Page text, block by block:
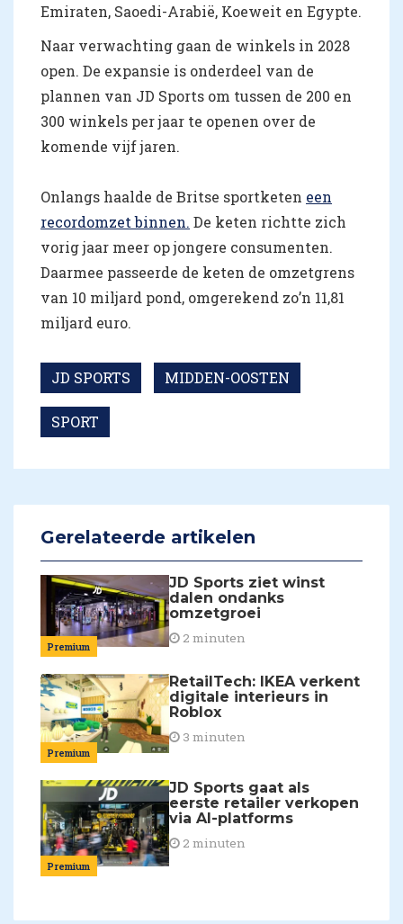
Emiraten, Saoedi-Arabië, Koeweit en Egypte.
Naar verwachting gaan de winkels in 2028
open. De expansie is onderdeel van de
plannen van JD Sports om tussen de 200 en
300 winkels per jaar te openen over de
komende vijf jaren.
Onlangs haalde de Britse sportketen een
recordomzet binnen. De keten richtte zich
vorig jaar meer op jongere consumenten.
Daarmee passeerde de keten de omzetgrens
van 10 miljard pond, omgerekend zo’n 11,81
miljard euro.
JD SPORTS MIDDEN-OOSTEN
SPORT
Gerelateerde artikelen
Premium
JD Sports ziet winst
dalen ondanks
omzetgroei
2 minuten
Premium
RetailTech: IKEA verkent
digitale interieurs in
Roblox
3 minuten
Premium
JD Sports gaat als
eerste retailer verkopen
via AI-platforms
2 minuten